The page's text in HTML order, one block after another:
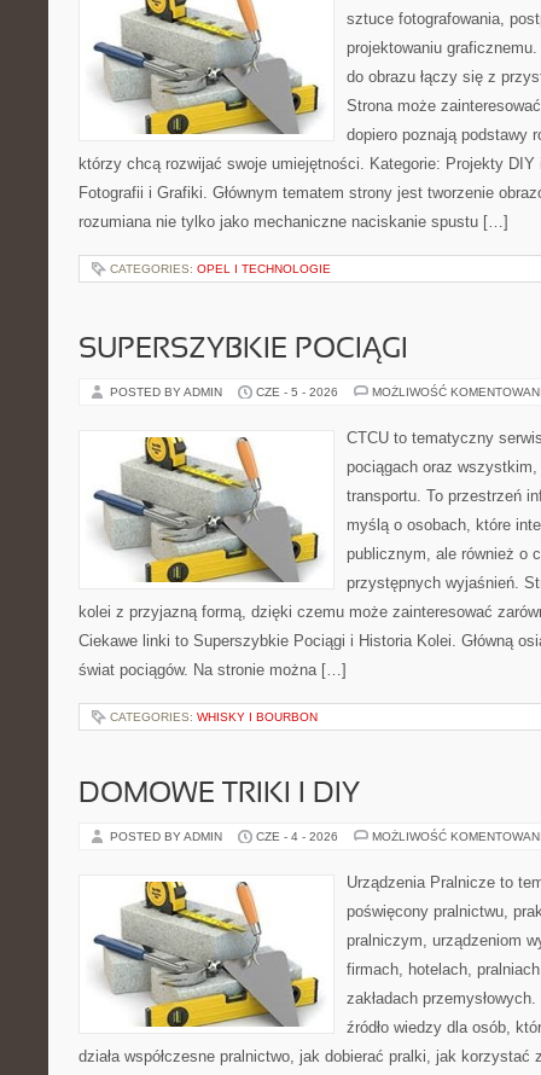
sztuce fotografowania,
projektowaniu
do obrazu łączy się z
Strona może
dopiero poznają podstawy
którzy chcą rozwijać swoje umiejętności. Kategorie: Projekty
Fotografii i Grafiki. Głównym tematem strony jest tworzenie
rozumiana nie tylko jako mechaniczne naciskanie spustu […]
CATEGORIES: OPEL I TECHNOLOGIE
SUPERSZYBKIE POCIĄGI
POSTED BY ADMIN CZE - 5 - 2026 MOŻLIWOŚĆ
CTCU to tematyczny
pociągach oraz
transportu. To przestrzeń
myślą o osobach, które
publicznym, ale również o
przystępnych wyjaśnień.
kolei z przyjazną formą, dzięki czemu może zainteresować
Ciekawe linki to Superszybkie Pociągi i Historia Kolei. Główną
świat pociągów. Na stronie można […]
CATEGORIES: WHISKY I BOURBON
DOMOWE TRIKI I DIY
POSTED BY ADMIN CZE - 4 - 2026 MOŻLIWOŚĆ
Urządzenia Pralnicze to
poświęcony pralnictwu,
pralniczym, urządzeniom
firmach, hotelach,
zakładach
źródło wiedzy dla osób,
działa współczesne pralnictwo, jak dobierać pralki, jak korzystać